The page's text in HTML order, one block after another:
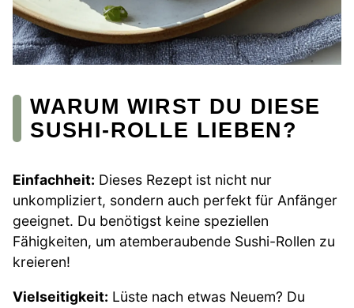
WARUM WIRST DU DIESE
SUSHI-ROLLE LIEBEN?
Einfachheit: Dieses Rezept ist nicht nur
unkompliziert, sondern auch perfekt für Anfänger
geeignet. Du benötigst keine speziellen
Fähigkeiten, um atemberaubende Sushi-Rollen zu
kreieren!
Vielseitigkeit: Lüste nach etwas Neuem? Du